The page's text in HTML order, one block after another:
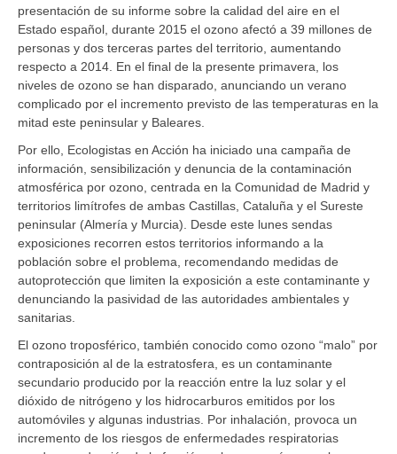
presentación de su informe sobre la calidad del aire en el
Estado español, durante 2015 el ozono afectó a 39 millones de
personas y dos terceras partes del territorio, aumentando
respecto a 2014. En el final de la presente primavera, los
niveles de ozono se han disparado, anunciando un verano
complicado por el incremento previsto de las temperaturas en la
mitad este peninsular y Baleares.
Por ello, Ecologistas en Acción ha iniciado una campaña de
información, sensibilización y denuncia de la contaminación
atmosférica por ozono, centrada en la Comunidad de Madrid y
territorios limítrofes de ambas Castillas, Cataluña y el Sureste
peninsular (Almería y Murcia). Desde este lunes sendas
exposiciones recorren estos territorios informando a la
población sobre el problema, recomendando medidas de
autoprotección que limiten la exposición a este contaminante y
denunciando la pasividad de las autoridades ambientales y
sanitarias.
El ozono troposférico, también conocido como ozono “malo” por
contraposición al de la estratosfera, es un contaminante
secundario producido por la reacción entre la luz solar y el
dióxido de nitrógeno y los hidrocarburos emitidos por los
automóviles y algunas industrias. Por inhalación, provoca un
incremento de los riesgos de enfermedades respiratorias